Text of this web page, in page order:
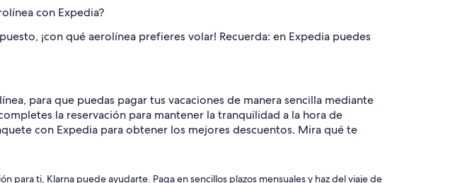
con Expedia?
¡con qué aerolínea prefieres volar! Recuerda: en Expedia puedes
para que puedas pagar tus vacaciones de manera sencilla mediante
la reservación para mantener la tranquilidad a la hora de
con Expedia para obtener los mejores descuentos. Mira qué te
para ti, Klarna puede ayudarte. Paga en sencillos plazos mensuales y haz del viaje de